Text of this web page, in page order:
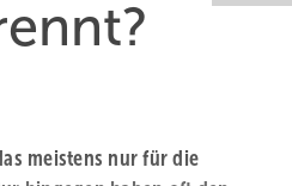
meistens nur für die